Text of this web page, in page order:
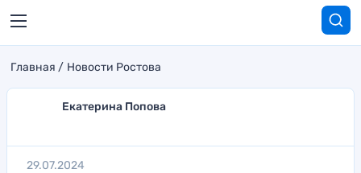
Главная Новости Ростова
Екатерина Попова
29.07.2024